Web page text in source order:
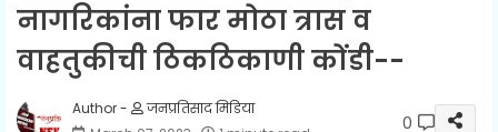
नागरिकांना फार मोठा त्रास व
वाहतुकीची ठिकठिकाणी कोंडी--
जनप्रतिसाद मिडिया
0